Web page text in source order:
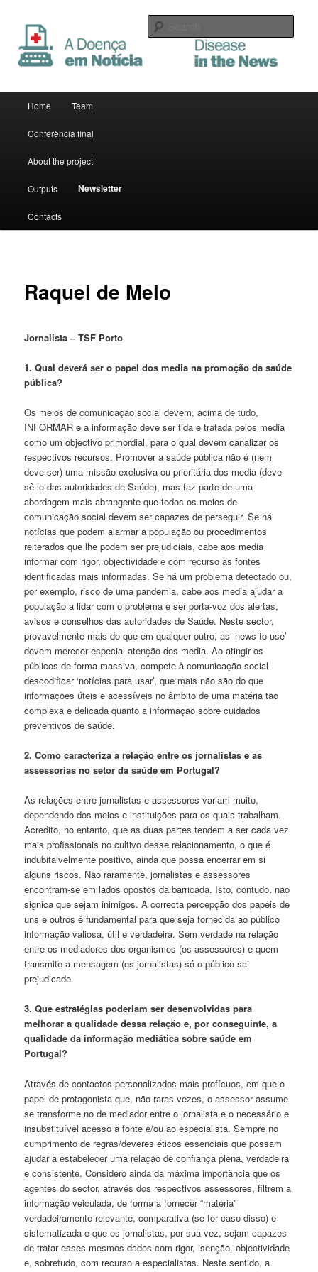
A Doença em Notícia
Skip to primary content
Skip to secondary content
Home Team
Conferência final
About the project
Outputs Newsletter
Contacts
Raquel de Melo
Jornalista – TSF Porto
1. Qual deverá ser o papel dos media na promoção da saúde
pública?
Os meios de comunicação social devem, acima de tudo,
INFORMAR e a informação deve ser tida e tratada pelos media
como um objectivo primordial, para o qual devem canalizar os
respectivos recursos. Promover a saúde pública não é (nem
deve ser) uma missão exclusiva ou prioritária dos media (deve
sê-lo das autoridades de Saúde), mas faz parte de uma
abordagem mais abrangente que todos os meios de
comunicação social devem ser capazes de perseguir. Se há
notícias que podem alarmar a população ou procedimentos
reiterados que lhe podem ser prejudiciais, cabe aos media
informar com rigor, objectividade e com recurso às fontes
identificadas mais informadas. Se há um problema detectado ou,
por exemplo, risco de uma pandemia, cabe aos media ajudar a
população a lidar com o problema e ser porta-voz dos alertas,
avisos e conselhos das autoridades de Saúde. Neste sector,
provavelmente mais do que em qualquer outro, as ‘news to use’
devem merecer especial atenção dos media. Ao atingir os
públicos de forma massiva, compete à comunicação social
descodificar ‘notícias para usar’, que mais não são do que
informações úteis e acessíveis no âmbito de uma matéria tão
complexa e delicada quanto a informação sobre cuidados
preventivos de saúde.
2. Como caracteriza a relação entre os jornalistas e as
assessorias no setor da saúde em Portugal?
As relações entre jornalistas e assessores variam muito,
dependendo dos meios e instituições para os quais trabalham.
Acredito, no entanto, que as duas partes tendem a ser cada vez
mais profissionais no cultivo desse relacionamento, o que é
indubitalvelmente positivo, ainda que possa encerrar em si
alguns riscos. Não raramente, jornalistas e assessores
encontram-se em lados opostos da barricada. Isto, contudo, não
signica que sejam inimigos. A correcta percepção dos papéis de
uns e outros é fundamental para que seja fornecida ao público
informação valiosa, útil e verdadeira. Sem verdade na relação
entre os mediadores dos organismos (os assessores) e quem
transmite a mensagem (os jornalistas) só o público sai
prejudicado.
3. Que estratégias poderiam ser desenvolvidas para
melhorar a qualidade dessa relação e, por conseguinte, a
qualidade da informação mediática sobre saúde em
Portugal?
Através de contactos personalizados mais profícuos, em que o
papel de protagonista que, não raras vezes, o assessor assume
se transforme no de mediador entre o jornalista e o necessário e
insubstituível acesso à fonte e/ou ao especialista. Sempre no
cumprimento de regras/deveres éticos essenciais que possam
ajudar a estabelecer uma relação de confiança plena, verdadeira
e consistente. Considero ainda da máxima importância que os
agentes do sector, através dos respectivos assessores, filtrem a
informação veiculada, de forma a fornecer “matéria”
verdadeiramente relevante, comparativa (se for caso disso) e
sistematizada e que os jornalistas, por sua vez, sejam capazes
de tratar esses mesmos dados com rigor, isenção, objectividade
e, sobretudo, com recurso a especialistas. Neste sentido, a